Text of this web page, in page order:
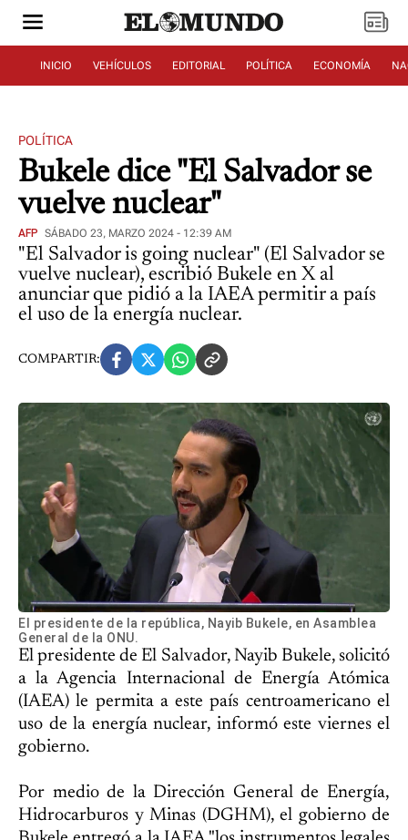
INICIO VEHÍCULOS EDITORIAL POLÍTICA ECONOMÍA
POLÍTICA
Bukele dice "El Salvador se
vuelve nuclear"
AFP SÁBADO 23, MARZO 2024 - 12:39 AM
"El Salvador is going nuclear" (El Salvador se
vuelve nuclear), escribió Bukele en X al
anunciar que pidió a la IAEA permitir a país
el uso de la energía nuclear.
COMPARTIR:
El presidente de la república, Nayib Bukele, en Asamblea
General de la ONU.
El presidente de El Salvador, Nayib Bukele, solicitó
a la Agencia Internacional de Energía Atómica
(IAEA) le permita a este país centroamericano el
uso de la energía nuclear, informó este viernes el
gobierno.
Por medio de la Dirección General de Energía,
Hidrocarburos y Minas (DGHM), el gobierno de